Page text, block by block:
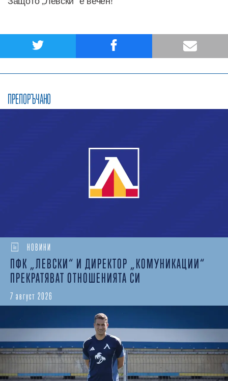
ПРЕПОРЪЧАНО
НОВИНИ
ПФК „ЛЕВСКИ“ И ДИРЕКТОР „КОМУНИКАЦИИ“
ПРЕКРАТЯВАТ ОТНОШЕНИЯТА СИ
7 август 2026